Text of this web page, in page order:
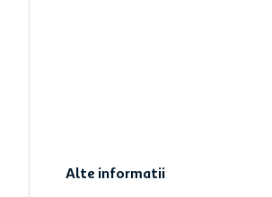
Alte informatii